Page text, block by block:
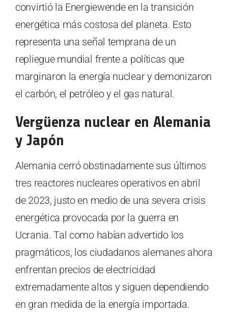
convirtió la Energiewende en la transición
energética más costosa del planeta. Esto
representa una señal temprana de un
repliegue mundial frente a políticas que
marginaron la energía nuclear y demonizaron
el carbón, el petróleo y el gas natural.
Vergüenza nuclear en Alemania
y Japón
Alemania cerró obstinadamente sus últimos
tres reactores nucleares operativos en abril
de 2023, justo en medio de una severa crisis
energética provocada por la guerra en
Ucrania. Tal como habían advertido los
pragmáticos, los ciudadanos alemanes ahora
enfrentan precios de electricidad
extremadamente altos y siguen dependiendo
en gran medida de la energía importada.